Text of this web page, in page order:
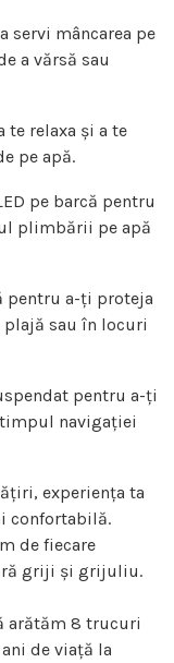
servi mâncarea pe
a vărsă sau
te relaxa și a te
pe apă.
pe barcă pentru
plimbării pe apă
pentru a-ți proteja
sau în locuri
pentru a-ți
navigației
experiența ta
confortabilă.
de fiecare
griji și grijuliu.
arătăm 8 trucuri
de viață la